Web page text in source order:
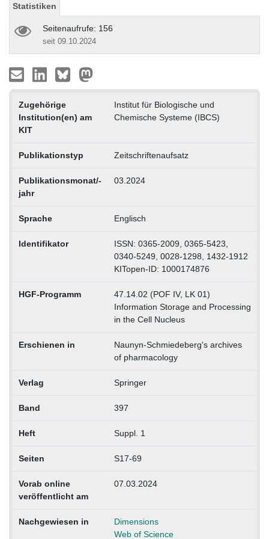
Statistiken
Seitenaufrufe: 156
seit 09.10.2024
Zugehörige
Institution(en) am
KIT
Institut für Biologische und
Chemische Systeme (IBCS)
Publikationstyp Zeitschriftenaufsatz
Publikationsmonat/-
jahr
03.2024
Sprache Englisch
Identifikator
ISSN: 0365-2009, 0365-5423,
0340-5249, 0028-1298, 1432-1912
KITopen-ID: 1000174876
HGF-Programm
47.14.02 (POF IV, LK 01)
Information Storage and Processing
in the Cell Nucleus
Erschienen in
Naunyn-Schmiedeberg's archives
of pharmacology
Verlag Springer
Band 397
Heft Suppl. 1
Seiten S17-69
Vorab online
veröffentlicht am
07.03.2024
Nachgewiesen in
Dimensions
Web of Science